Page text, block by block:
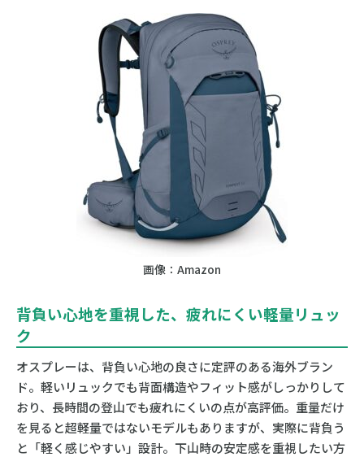
画像：Amazon
背負い心地を重視した、疲れにくい軽量リュッ
ク
オスプレーは、背負い心地の良さに定評のある海外ブラン
ド。軽いリュックでも背面構造やフィット感がしっかりして
おり、長時間の登山でも疲れにくいの点が高評価。重量だけ
を見ると超軽量ではないモデルもありますが、実際に背負う
と「軽く感じやすい」設計。下山時の安定感を重視したい方